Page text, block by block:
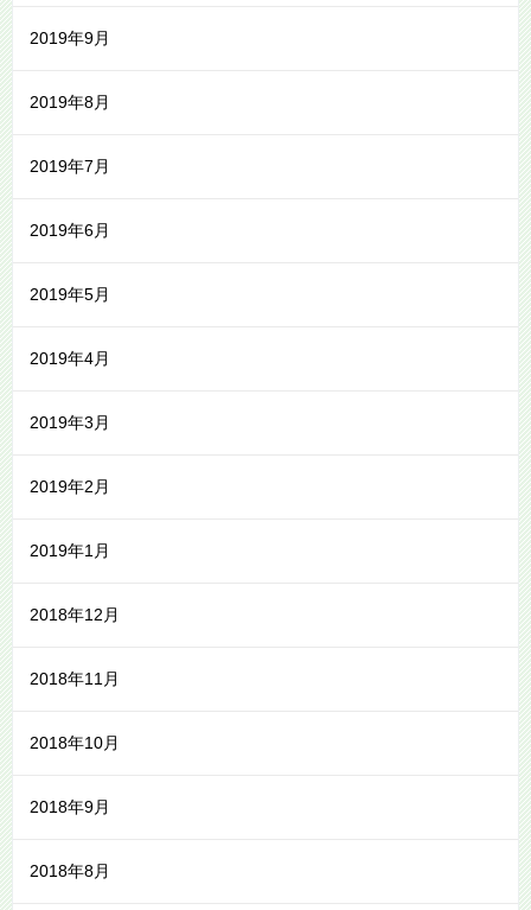
2019年9月
2019年8月
2019年7月
2019年6月
2019年5月
2019年4月
2019年3月
2019年2月
2019年1月
2018年12月
2018年11月
2018年10月
2018年9月
2018年8月